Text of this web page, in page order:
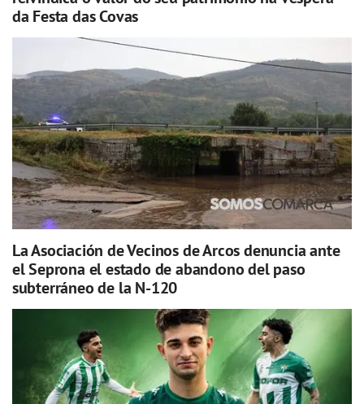
da Festa das Covas
La Asociación de Vecinos de Arcos denuncia ante
el Seprona el estado de abandono del paso
subterráneo de la N-120